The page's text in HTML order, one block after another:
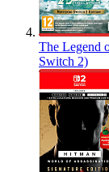
The Legend
Switch 2)